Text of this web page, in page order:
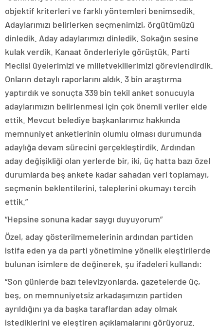
objektif kriterleri ve farklı yöntemleri benimsedik.
Adaylarımızı belirlerken seçmenimizi, örgütümüzü
dinledik. Aday adaylarımızı dinledik. Sokağın sesine
kulak verdik. Kanaat önderleriyle görüştük. Parti
Meclisi üyelerimizi ve milletvekillerimizi görevlendirdik.
Onların detaylı raporlarını aldık. 3 bin araştırma
yaptırdık ve sonuçta 339 bin tekil anket sonucuyla
adaylarımızın belirlenmesi için çok önemli veriler elde
ettik. Mevcut belediye başkanlarımız hakkında
memnuniyet anketlerinin olumlu olması durumunda
adaylığa devam sürecini gerçekleştirdik. Ardından
aday değişikliği olan yerlerde bir, iki, üç hatta bazı özel
durumlarda beş ankete kadar sahadan veri toplamayı,
seçmenin beklentilerini, taleplerini okumayı tercih
ettik.”
“Hepsine sonuna kadar saygı duyuyorum”
Özel, aday gösterilmemelerinin ardından partiden
istifa eden ya da parti yönetimine yönelik eleştirilerde
bulunan isimlere de değinerek, şu ifadeleri kullandı:
“Son günlerde bazı televizyonlarda, gazetelerde üç,
beş, on memnuniyetsiz arkadaşımızın partiden
ayrıldığını ya da başka taraflardan aday olmak
istediklerini ve eleştiren açıklamalarını görüyoruz.